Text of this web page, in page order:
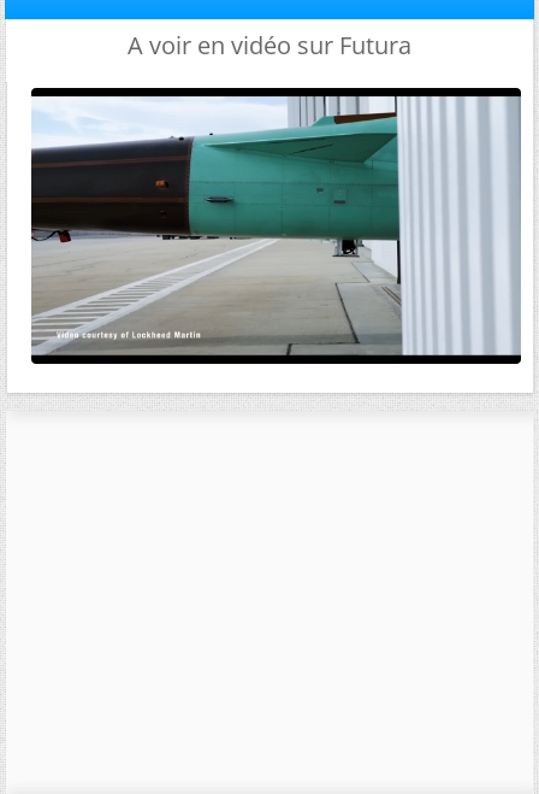
A voir en vidéo sur Futura